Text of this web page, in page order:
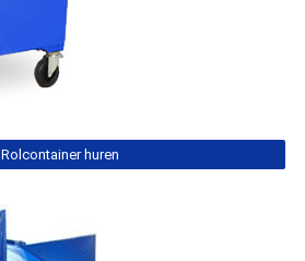
Rolcontainer huren